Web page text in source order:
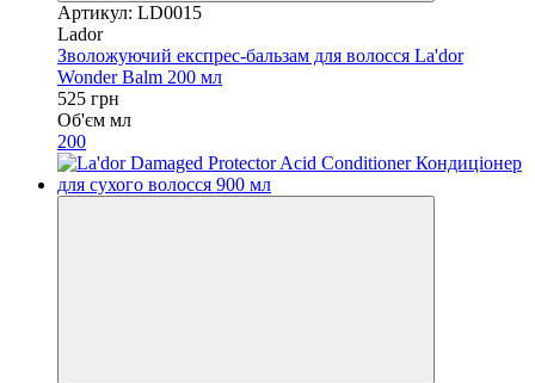
Артикул: LD0015
Lador
Зволожуючий експрес-бальзам для волосся La'dor
Wonder Balm 200 мл
525 грн
Об'єм мл
200